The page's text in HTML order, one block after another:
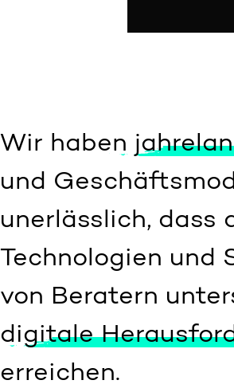
Wir haben
und
unerlässlich, dass
Technologien und
von Beratern
digitale
erreichen.